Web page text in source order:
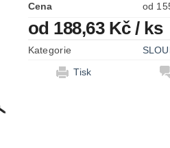
Cena
od 188,63 Kč/ ks
Kategorie
Tisk